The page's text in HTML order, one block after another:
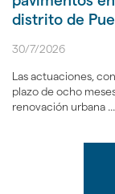
distrito de
30/7/2026
Las actuaciones,
plazo de ocho
renovación urbana ...